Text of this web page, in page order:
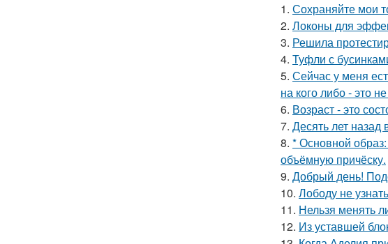
1. Сохраняйте мои
2. Локоны для
3. Решила
4. Туфли с
5. Сейчас у меня
на кого либо - это
6. Возраст - это
7. Десять лет
8. * Основной
объёмную причёску.
9. Добрый день!
10. Лободу не
11. Нельзя менять
12. Из уставшей